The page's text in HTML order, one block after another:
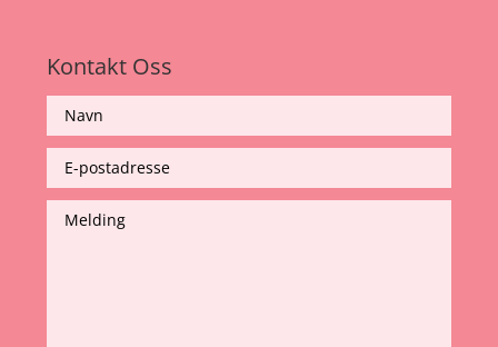
Kontakt Oss